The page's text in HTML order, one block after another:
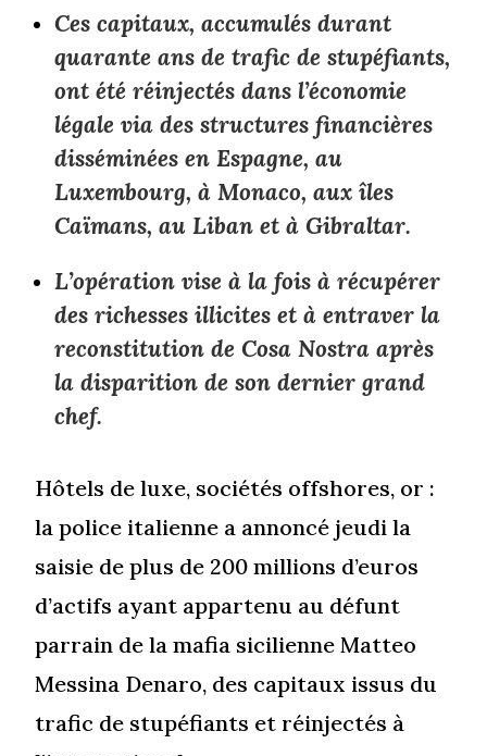
Ces capitaux, accumulés durant
quarante ans de trafic de stupéfiants,
ont été réinjectés dans l’économie
légale via des structures financières
disséminées en Espagne, au
Luxembourg, à Monaco, aux îles
Caïmans, au Liban et à Gibraltar.
L’opération vise à la fois à récupérer
des richesses illicites et à entraver la
reconstitution de Cosa Nostra après
la disparition de son dernier grand
chef.
Hôtels de luxe, sociétés offshores, or :
la police italienne a annoncé jeudi la
saisie de plus de 200 millions d’euros
d’actifs ayant appartenu au défunt
parrain de la mafia sicilienne Matteo
Messina Denaro, des capitaux issus du
trafic de stupéfiants et réinjectés à